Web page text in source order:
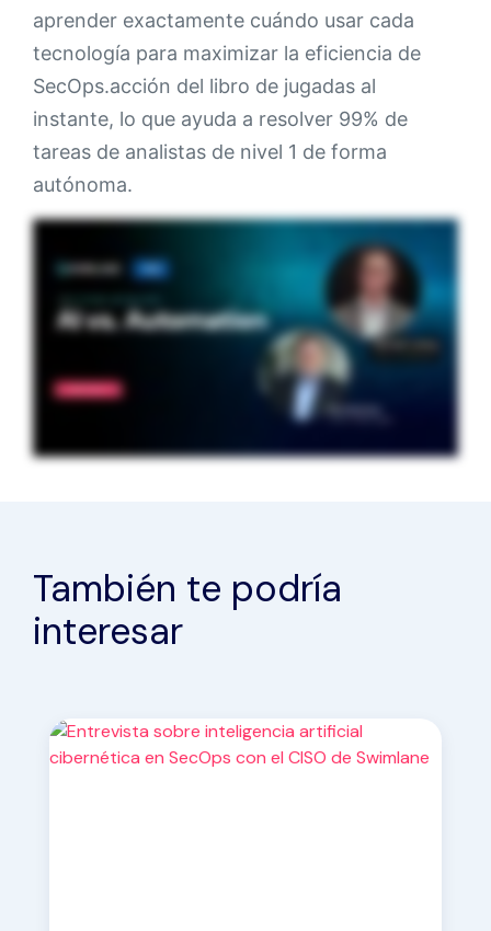
Socios
Póngase en contacto con
Blog
Ayuda
Español
Solicitar una demostración
aprender exactamente cuándo usar cada
tecnología para maximizar la eficiencia de
SecOps.acción del libro de jugadas al
instante, lo que ayuda a resolver 99% de
tareas de analistas de nivel 1 de forma
autónoma.
También te podría
interesar